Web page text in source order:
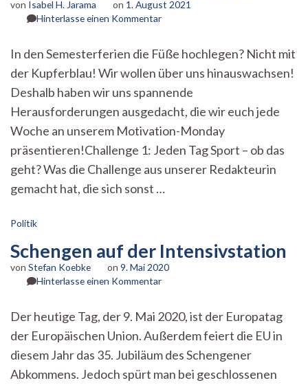
von Isabel H. Jarama on 1. August 2021
Hinterlasse einen Kommentarzu
Liegestütze
war
zu
viel…
sagt
Muskelkater.
In den Semesterferien die Füße hochlegen? Nicht mit
der Kupferblau! Wir wollen über uns hinauswachsen!
Deshalb haben wir uns spannende
Herausforderungen ausgedacht, die wir euch jede
Woche an unserem Motivation-Monday
präsentieren!Challenge 1: Jeden Tag Sport – ob das
geht? Was die Challenge aus unserer Redakteurin
gemacht hat, die sich sonst …
Politik
Schengen auf der Intensivstation
von Stefan Koebke on 9. Mai 2020
Hinterlasse einen Kommentarzu
der
Intensivstation
Der heutige Tag, der 9. Mai 2020, ist der Europatag
der Europäischen Union. Außerdem feiert die EU in
diesem Jahr das 35. Jubiläum des Schengener
Abkommens. Jedoch spürt man bei geschlossenen